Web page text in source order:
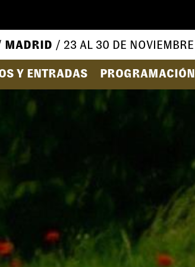
MADRID / 23 AL 30 DE
Y ENTRADAS PROGRAMACIÓN